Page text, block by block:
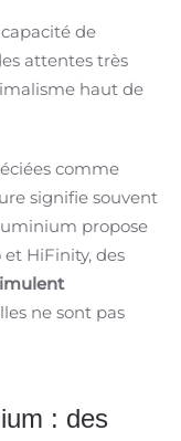
de
attentes très
haut de
comme
signifie souvent
propose
HiFinity, des
ne sont pas
: des